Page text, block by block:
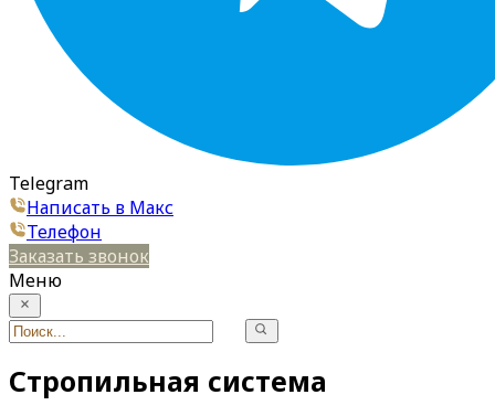
Telegram
Написать в Макс
Телефон
Заказать звонок
Меню
Стропильная система